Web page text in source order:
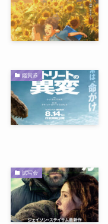
鑑賞券
試写会